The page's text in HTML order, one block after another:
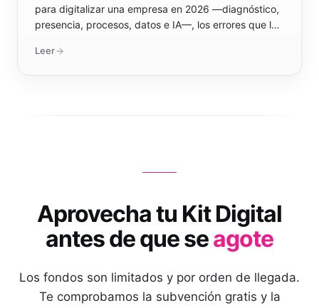
para digitalizar una empresa en 2026 —diagnóstico,
presencia, procesos, datos e IA—, los errores que la
Leer
Aprovecha tu Kit Digital
antes de que seagote
Los fondos son limitados y por orden de llegada.
Te comprobamos la subvención gratis y la